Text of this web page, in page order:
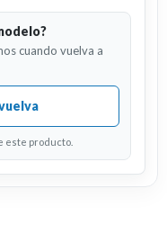
cuando vuelva a
este producto.